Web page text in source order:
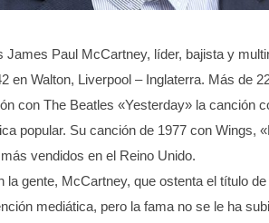
James Paul McCartney, líder, bajista y
en Walton, Liverpool – Inglaterra. Más de
con The Beatles «Yesterday» la canción
popular. Su canción de 1977 con Wings,
vendidos en el Reino Unido.
la gente, McCartney, que ostenta el título
mediática, pero la fama no se le ha